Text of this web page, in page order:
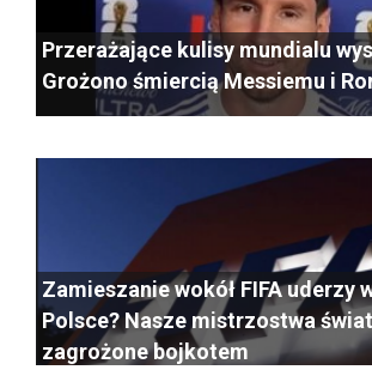
Przerażające kulisy mundialu
Grożono śmiercią Messiemu i
Zamieszanie wokół FIFA uderzy
Polsce? Nasze mistrzostwa
zagrożone bojkotem